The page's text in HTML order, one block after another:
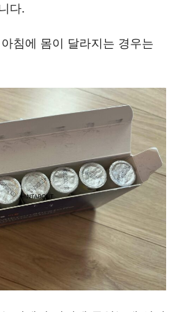
다.
침에 몸이 달라지는 경우는